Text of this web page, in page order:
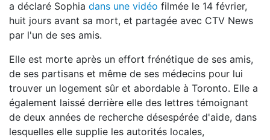
a déclaré Sophia dans une vidéo filmée le 14 février,
huit jours avant sa mort, et partagée avec CTV News
par l'un de ses amis.
Elle est morte après un effort frénétique de ses amis,
de ses partisans et même de ses médecins pour lui
trouver un logement sûr et abordable à Toronto. Elle a
également laissé derrière elle des lettres témoignant
de deux années de recherche désespérée d'aide, dans
lesquelles elle supplie les autorités locales,